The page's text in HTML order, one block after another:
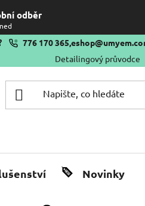
odběr
776 170 365,
Detailingový průvodce
Novinky